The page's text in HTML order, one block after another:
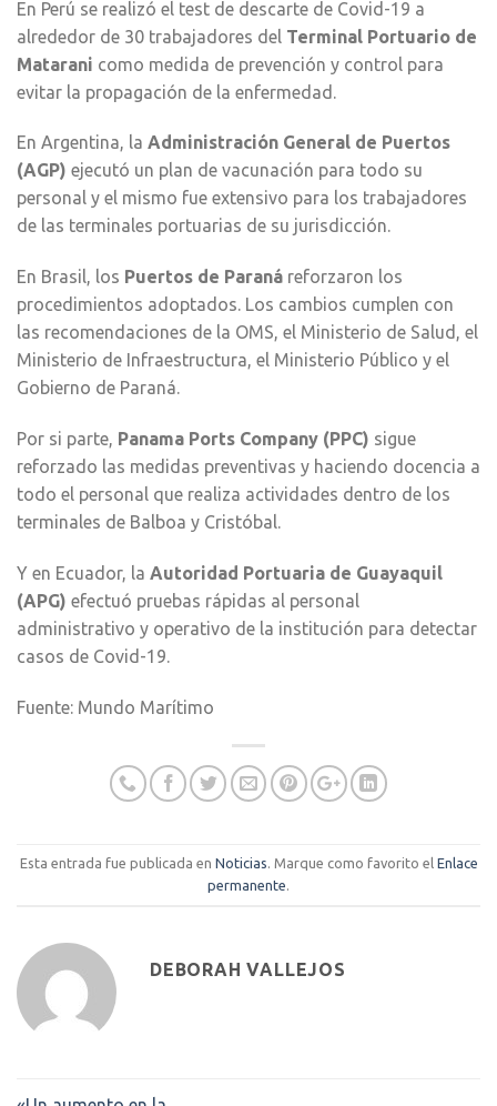
En Perú se realizó el test de descarte de Covid-19 a
alrededor de 30 trabajadores del Terminal Portuario de
Matarani como medida de prevención y control para
evitar la propagación de la enfermedad.
En Argentina, la Administración General de Puertos
(AGP) ejecutó un plan de vacunación para todo su
personal y el mismo fue extensivo para los trabajadores
de las terminales portuarias de su jurisdicción.
En Brasil, los Puertos de Paraná reforzaron los
procedimientos adoptados. Los cambios cumplen con
las recomendaciones de la OMS, el Ministerio de Salud, el
Ministerio de Infraestructura, el Ministerio Público y el
Gobierno de Paraná.
Por si parte, Panama Ports Company (PPC) sigue
reforzado las medidas preventivas y haciendo docencia a
todo el personal que realiza actividades dentro de los
terminales de Balboa y Cristóbal.
Y en Ecuador, la Autoridad Portuaria de Guayaquil
(APG) efectuó pruebas rápidas al personal
administrativo y operativo de la institución para detectar
casos de Covid-19.
Fuente: Mundo Marítimo
Esta entrada fue publicada en Noticias. Marque como favorito el Enlace
permanente.
DEBORAH VALLEJOS